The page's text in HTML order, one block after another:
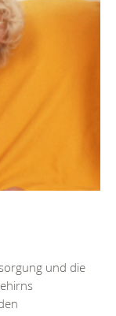
und die